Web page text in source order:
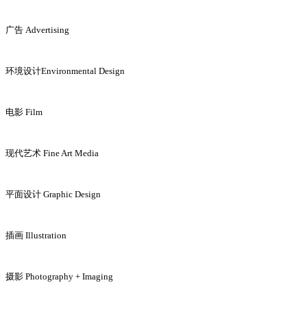
广告 Advertising
环境设计Environmental Design
电影 Film
现代艺术 Fine Art Media
平面设计 Graphic Design
插画 Illustration
摄影 Photography + Imaging